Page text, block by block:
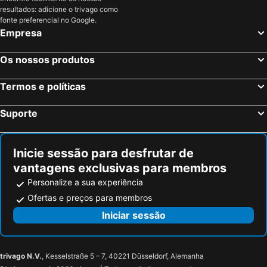
Almodóvar del Río, Andaluzia Hotéis
Madrid, Madrid Hotéis
Vigo, Galiza Hotéis
Isla Cristina, Andaluzia Hotéis
Isla Canela, Andaluzia Hotéis
resultados: adicione o trivago como
fonte preferencial no Google.
Empresa
Os nossos produtos
Termos e políticas
Suporte
Inicie sessão para desfrutar de
vantagens exclusivas para membros
Personalize a sua experiência
Ofertas e preços para membros
Iniciar sessão
trivago N.V., Kesselstraße 5 – 7, 40221 Düsseldorf, Alemanha